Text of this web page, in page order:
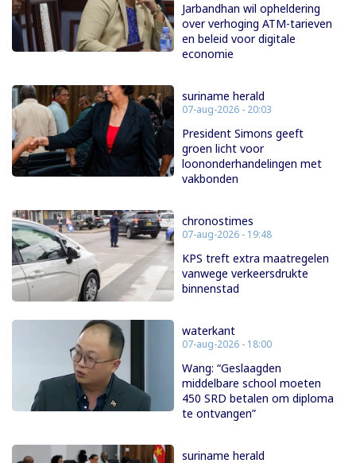
Jarbandhan wil opheldering
over verhoging ATM-tarieven
en beleid voor digitale
economie
suriname herald
07-aug-2026 - 20:03
President Simons geeft
groen licht voor
loononderhandelingen met
vakbonden
chronostimes
07-aug-2026 - 19:48
KPS treft extra maatregelen
vanwege verkeersdrukte
binnenstad
waterkant
07-aug-2026 - 18:00
Wang: “Geslaagden
middelbare school moeten
450 SRD betalen om diploma
te ontvangen”
suriname herald